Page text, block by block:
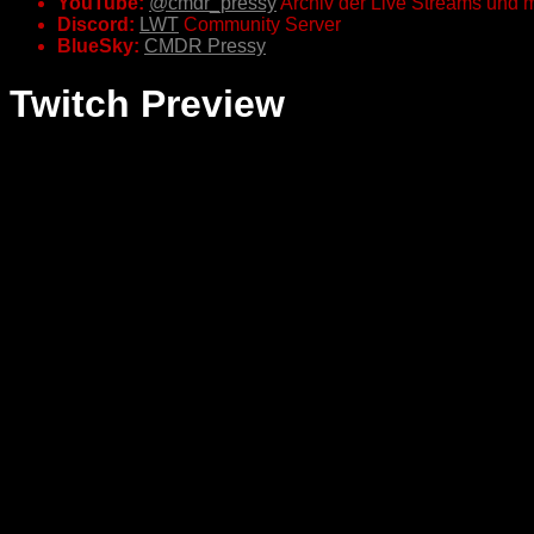
Discord: LWT Community Server
BlueSky: CMDR Pressy
Twitch Preview